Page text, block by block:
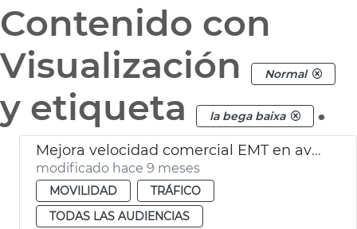
Contenido con
Visualización
Normal
y etiqueta la bega baixa .
Mejora velocidad comercial EMT en avenida Blasco IBÁÑEZ València
modificado hace 9 meses
MOVILIDAD
TRÁFICO
TODAS LAS AUDIENCIAS